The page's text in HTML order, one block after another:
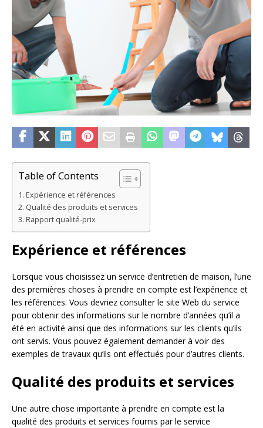
Table of Contents
Expérience et références
Qualité des produits et services
Rapport qualité-prix
Expérience et références
Lorsque vous choisissez un service d’entretien de maison, l’une
des premières choses à prendre en compte est l’expérience et
les références. Vous devriez consulter le site Web du service
pour obtenir des informations sur le nombre d’années qu’il a
été en activité ainsi que des informations sur les clients qu’ils
ont servis. Vous pouvez également demander à voir des
exemples de travaux qu’ils ont effectués pour d’autres clients.
Qualité des produits et services
Une autre chose importante à prendre en compte est la
qualité des produits et services fournis par le service